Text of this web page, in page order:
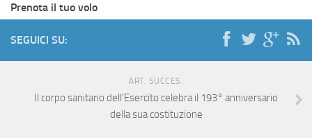
Prenota il tuo volo
SEGUICI SU:
ART. SUCCES.
Il corpo sanitario dell’Esercito celebra il 193° anniversario
della sua costituzione